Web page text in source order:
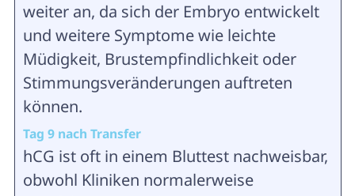
weiter an, da sich der Embryo entwickelt
und weitere Symptome wie leichte
Müdigkeit, Brustempfindlichkeit oder
Stimmungsveränderungen auftreten
können.
Tag 9 nach Transfer
hCG ist oft in einem Bluttest nachweisbar,
obwohl Kliniken normalerweise